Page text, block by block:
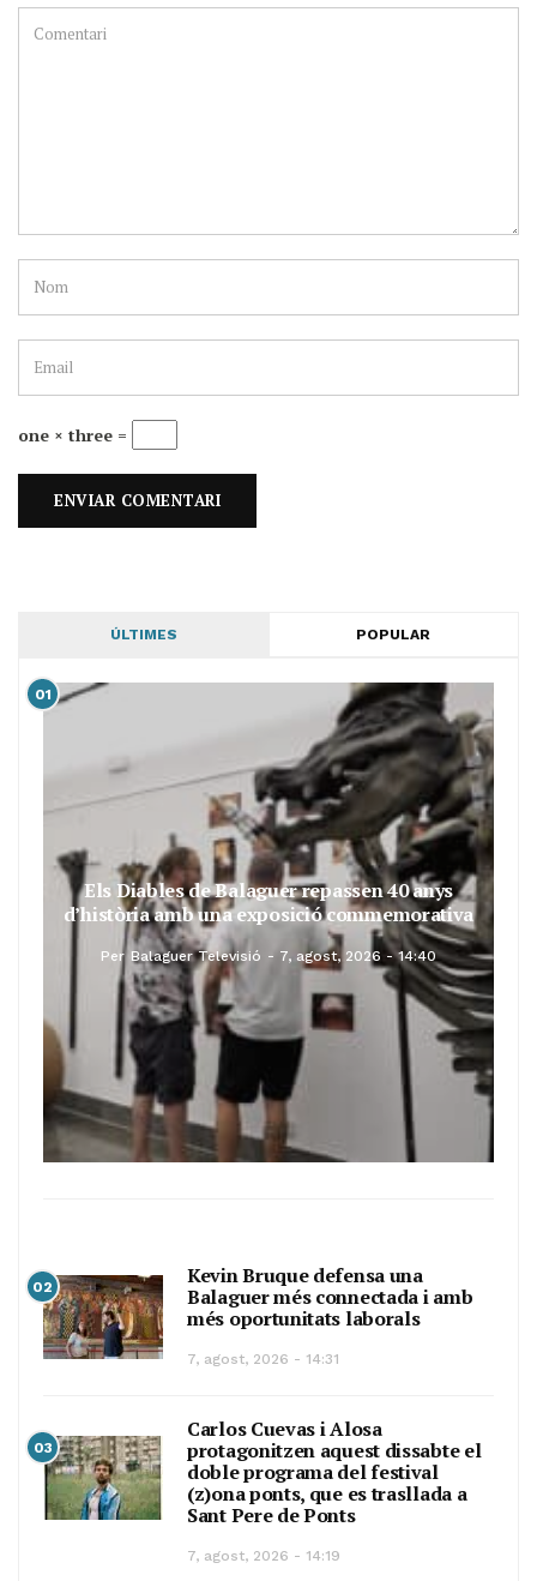
one × three =
ÚLTIMES POPULAR
01
Els Diables de Balaguer repassen 40 anys
d’història amb una exposició commemorativa
Per Balaguer Televisió 7, agost, 2026 - 14:40
02
Kevin Bruque defensa una
Balaguer més connectada i amb
més oportunitats laborals
7, agost, 2026 - 14:31
03
Carlos Cuevas i Alosa
protagonitzen aquest dissabte el
doble programa del festival
(z)ona ponts, que es trasllada a
Sant Pere de Ponts
7, agost, 2026 - 14:19